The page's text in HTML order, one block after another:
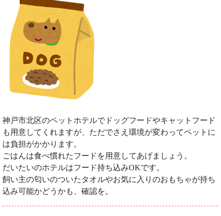
神戸市北区のペットホテルでドッグフードやキャットフード
も用意してくれますが、ただでさえ環境が変わってペットに
は負担がかかります。
ごはんは食べ慣れたフードを用意してあげましょう。
だいたいのホテルはフード持ち込みOKです。
飼い主の匂いのついたタオルやお気に入りのおもちゃが持ち
込み可能かどうかも、確認を。